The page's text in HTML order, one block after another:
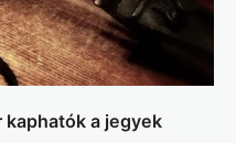
kaphatók a jegyek